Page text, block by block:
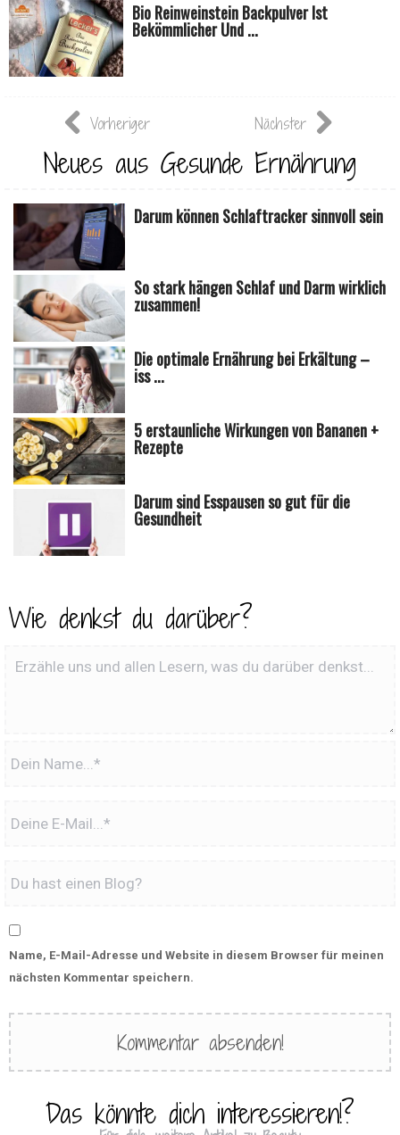
Bio Reinweinstein Backpulver Ist
Bekömmlicher Und ...
Vorheriger Nächster
Neues aus Gesunde Ernährung
Darum können Schlaftracker sinnvoll sein
So stark hängen Schlaf und Darm wirklich
zusammen!
Die optimale Ernährung bei Erkältung –
iss ...
5 erstaunliche Wirkungen von Bananen +
Rezepte
Darum sind Esspausen so gut für die
Gesundheit
Wie denkst du darüber?
Name, E-Mail-Adresse und Website in diesem Browser für meinen
nächsten Kommentar speichern.
Das könnte dich interessieren!?